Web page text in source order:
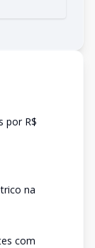
por R$
na
com